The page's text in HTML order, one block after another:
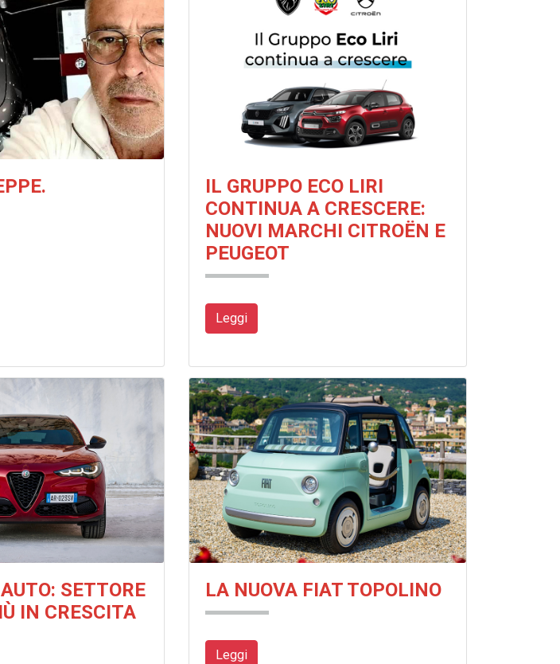
IL GRUPPO ECO LIRI
CONTINUA A CRESCERE:
NUOVI MARCHI CITROËN E
PEUGEOT
Leggi
SETTORE
IN CRESCITA
LA NUOVA FIAT TOPOLINO
Leggi